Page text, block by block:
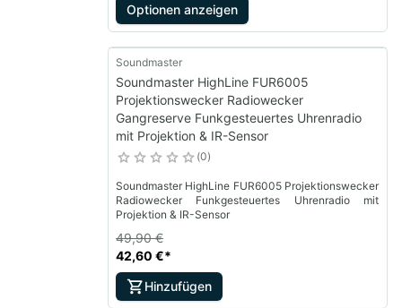
Optionen anzeigen
Soundmaster
Soundmaster HighLine FUR6005
Projektionswecker Radiowecker
Gangreserve Funkgesteuertes Uhrenradio
mit Projektion & IR-Sensor
0
Soundmaster HighLine FUR6005 Projektionswecker
Radiowecker Funkgesteuertes Uhrenradio mit
Projektion & IR-Sensor
42,60 €*
49,90 €
Hinzufügen